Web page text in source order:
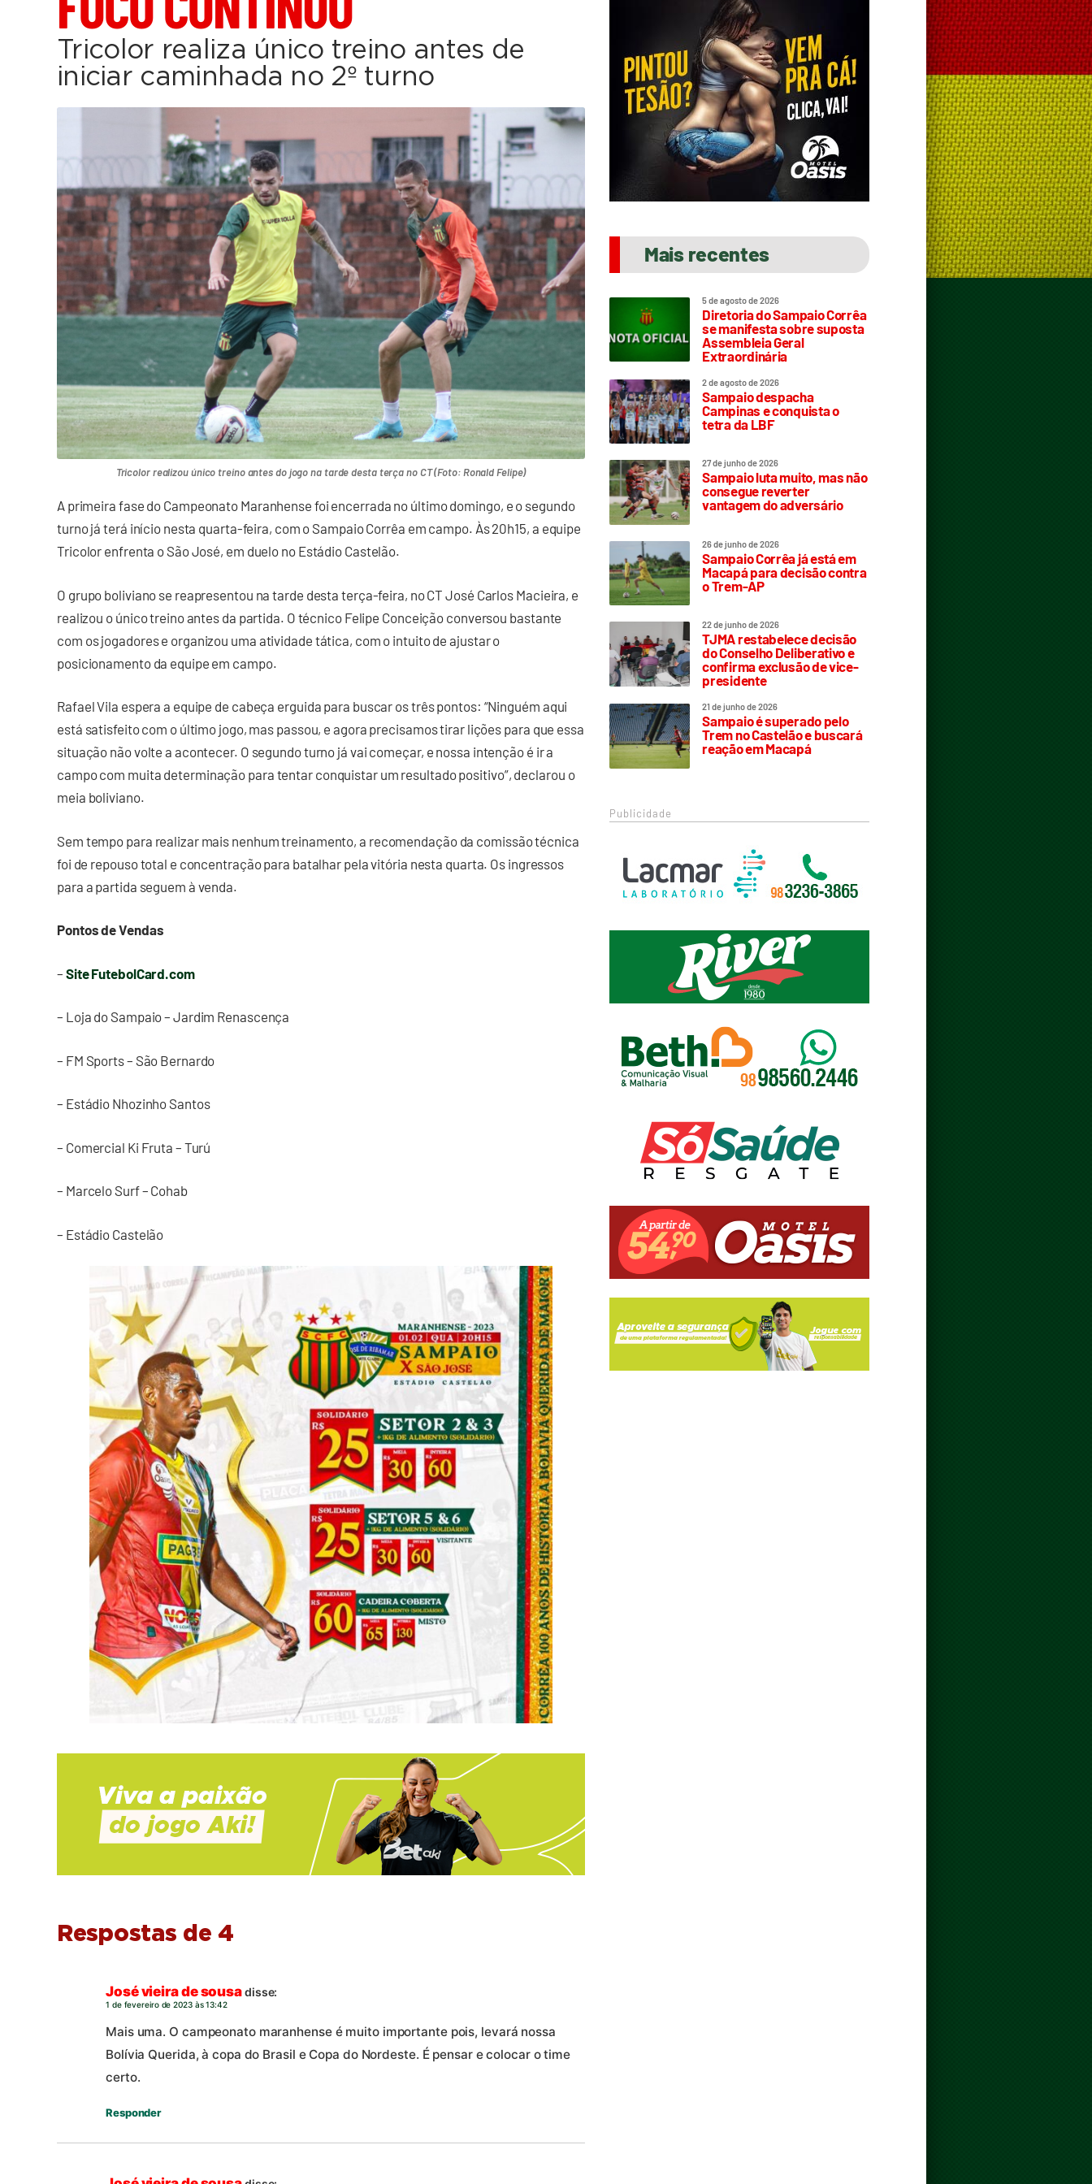
Tricolor realiza único treino antes de
iniciar caminhada no 2º turno
Tricolor realizou único treino antes do jogo na tarde desta terça no CT (Foto: Ronald Felipe)
A primeira fase do Campeonato Maranhense foi encerrada no último domingo, e o segundo
turno já terá início nesta quarta-feira, com o Sampaio Corrêa em campo. Às 20h15, a equipe
Tricolor enfrenta o São José, em duelo no Estádio Castelão.
O grupo boliviano se reapresentou na tarde desta terça-feira, no CT José Carlos Macieira, e
realizou o único treino antes da partida. O técnico Felipe Conceição conversou bastante
com os jogadores e organizou uma atividade tática, com o intuito de ajustar o
posicionamento da equipe em campo.
Rafael Vila espera a equipe de cabeça erguida para buscar os três pontos: “Ninguém aqui
está satisfeito com o último jogo, mas passou, e agora precisamos tirar lições para que essa
situação não volte a acontecer. O segundo turno já vai começar, e nossa intenção é ir a
campo com muita determinação para tentar conquistar um resultado positivo”, declarou o
meia boliviano.
Sem tempo para realizar mais nenhum treinamento, a recomendação da comissão técnica
foi de repouso total e concentração para batalhar pela vitória nesta quarta. Os ingressos
para a partida seguem à venda.
Pontos de Vendas
– Site FutebolCard.com
– Loja do Sampaio – Jardim Renascença
– FM Sports – São Bernardo
– Estádio Nhozinho Santos
– Comercial Ki Fruta – Turú
– Marcelo Surf – Cohab
– Estádio Castelão
Respostas de 4
José vieira de sousadisse:
1 de fevereiro de 2023 às 13:42
Mais uma. O campeonato maranhense é muito importante pois, levará nossa
Bolívia Querida, à copa do Brasil e Copa do Nordeste. É pensar e colocar o time
certo.
Responder
Mais recentes
5 de agosto de 2026
Diretoria do Sampaio Corrêa
se manifesta sobre suposta
Assembleia Geral
Extraordinária
2 de agosto de 2026
Sampaio despacha
Campinas e conquista o
tetra da LBF
27 de junho de 2026
Sampaio luta muito, mas não
consegue reverter
vantagem do adversário
26 de junho de 2026
Sampaio Corrêa já está em
Macapá para decisão contra
o Trem-AP
22 de junho de 2026
TJMA restabelece decisão
do Conselho Deliberativo e
confirma exclusão de vice-
presidente
21 de junho de 2026
Sampaio é superado pelo
Trem no Castelão e buscará
reação em Macapá
Publicidade